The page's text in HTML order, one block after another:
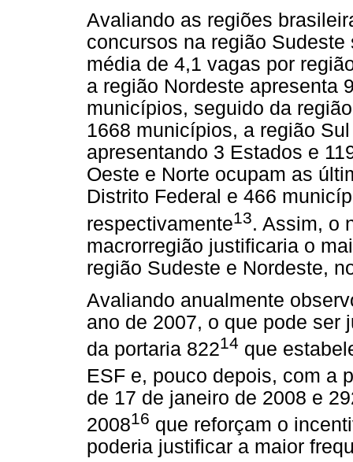
Avaliando as regiões
concursos na região
média de 4,1 vagas por
a região Nordeste apresenta
municípios, seguido da
1668 municípios, a região
apresentando 3 Estados e
Oeste e Norte ocupam as
Distrito Federal e 466
respectivamente13. Assim, o
macrorregião justificaria o
região Sudeste e Nordeste,
Avaliando anualmente
ano de 2007, o que pode ser
da portaria 82214 que
ESF e, pouco depois, com a
de 17 de janeiro de 2008 e
200816 que reforçam o
poderia justificar a maior